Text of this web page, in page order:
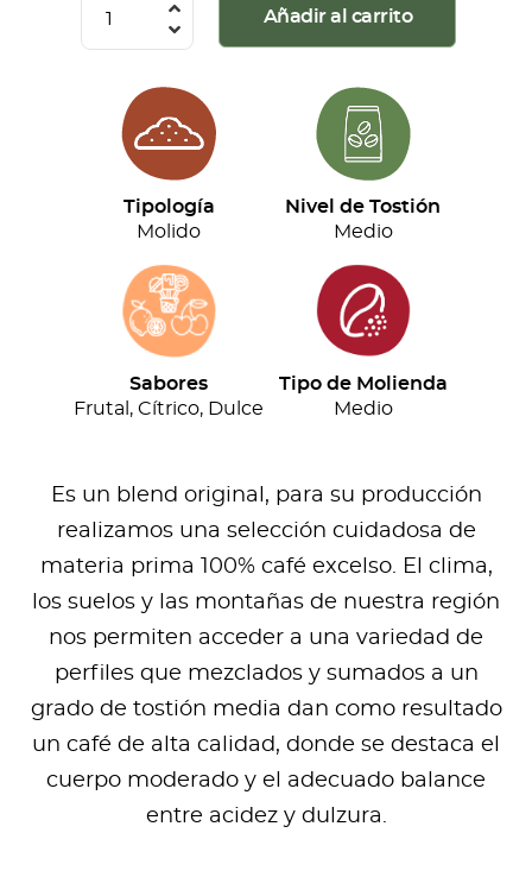
Clásico
(250g)
cantidad
Añadir al carrito
Tipología
Molido
Nivel de Tostión
Medio
Sabores
Frutal, Cítrico, Dulce
Tipo de Molienda
Medio
Es un blend original, para su producción
realizamos una selección cuidadosa de
materia prima 100% café excelso. El clima,
los suelos y las montañas de nuestra región
nos permiten acceder a una variedad de
perfiles que mezclados y sumados a un
grado de tostión media dan como resultado
un café de alta calidad, donde se destaca el
cuerpo moderado y el adecuado balance
entre acidez y dulzura.